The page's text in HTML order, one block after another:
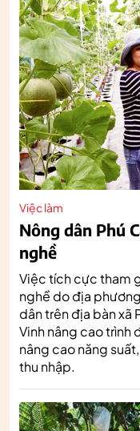
Việc làm
Nông dân Phú
nghề
Việc tích cực tham
nghề do địa
dân trên địa bàn xã
Vinh nâng cao trình
nâng cao năng
thu nhập.